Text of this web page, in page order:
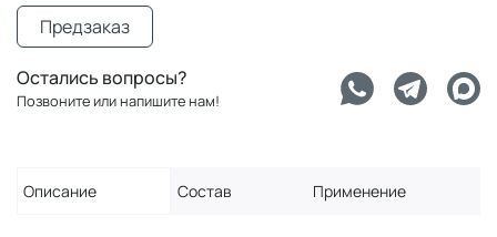
Предзаказ
Остались вопросы?
Позвоните или напишите нам!
Описание Состав Применение